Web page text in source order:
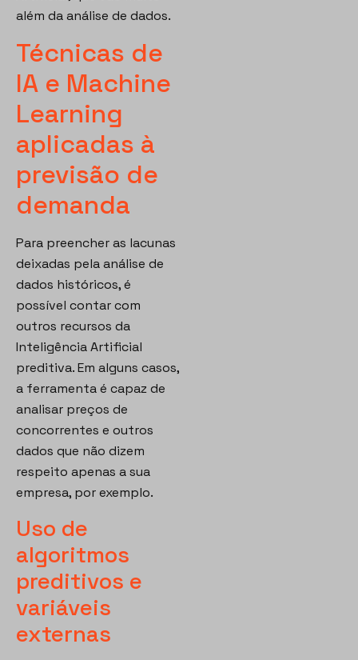
além da análise de dados.
Técnicas de
IA e Machine
Learning
aplicadas à
previsão de
demanda
Para preencher as lacunas
deixadas pela análise de
dados históricos, é
possível contar com
outros recursos da
Inteligência Artificial
preditiva. Em alguns casos,
a ferramenta é capaz de
analisar preços de
concorrentes e outros
dados que não dizem
respeito apenas a sua
empresa, por exemplo.
Uso de
algoritmos
preditivos e
variáveis
externas